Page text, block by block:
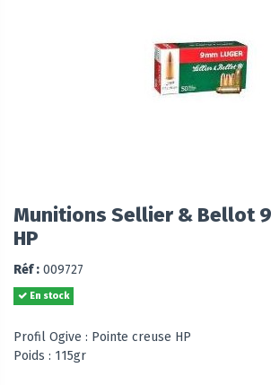
Munitions Sellier & Bellot
HP
Réf : 009727
En stock
Profil Ogive : Pointe creuse HP
Poids : 115gr